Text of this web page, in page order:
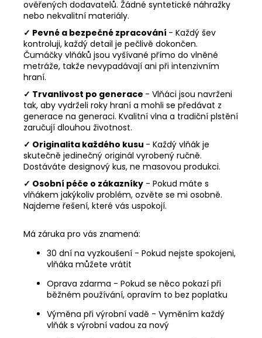
ověřených dodavatelů. Žádné syntetické náhražky
nebo nekvalitní materiály.
✓ Pevné a bezpečné zpracování - Každý šev
kontroluji, každý detail je pečlivě dokončen.
Čumáčky vlňáků jsou vyšívané přímo do vlněné
metráže, takže nevypadávají ani při intenzivním
hraní.
✓ Trvanlivost po generace - Vlňáci jsou navrženi
tak, aby vydrželi roky hraní a mohli se předávat z
generace na generaci. Kvalitní vlna a tradiční plstění
zaručují dlouhou životnost.
✓ Originalita každého kusu - Každý vlňák je
skutečně jedinečný originál vyrobený ručně.
Dostáváte designový kus, ne masovou produkci.
✓ Osobní péče o zákazníky - Pokud máte s
vlňákem jakýkoliv problém, ozvěte se mi osobně.
Najdeme řešení, které vás uspokojí.
Má záruka pro vás znamená:
30 dní na vyzkoušení - Pokud nejste spokojeni,
vlňáka můžete vrátit
Oprava zdarma - Pokud se něco pokazí při
běžném používání, opravím to bez poplatku
Výměna při výrobní vadě - Vyměním každý
vlňák s výrobní vadou za nový